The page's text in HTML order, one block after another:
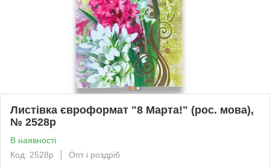
Листівка євроформат "8 Марта!" (рос. мова),
№ 2528р
В наявності
Код: 2528р
Опт і роздріб